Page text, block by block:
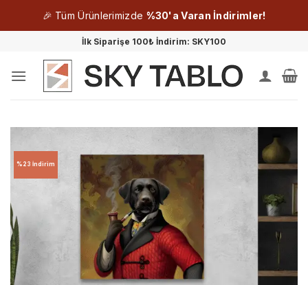
🎉 Tüm Ürünlerimizde %30'a Varan İndirimler!
İlk Siparişe 100₺ İndirim: SKY100
%23 İndirim